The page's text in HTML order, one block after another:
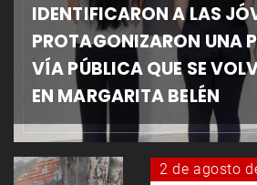
IDENTIFICARON A LAS
PROTAGONIZARON UNA
VÍA PÚBLICA QUE SE
EN MARGARITA BELÉN
2 de agosto